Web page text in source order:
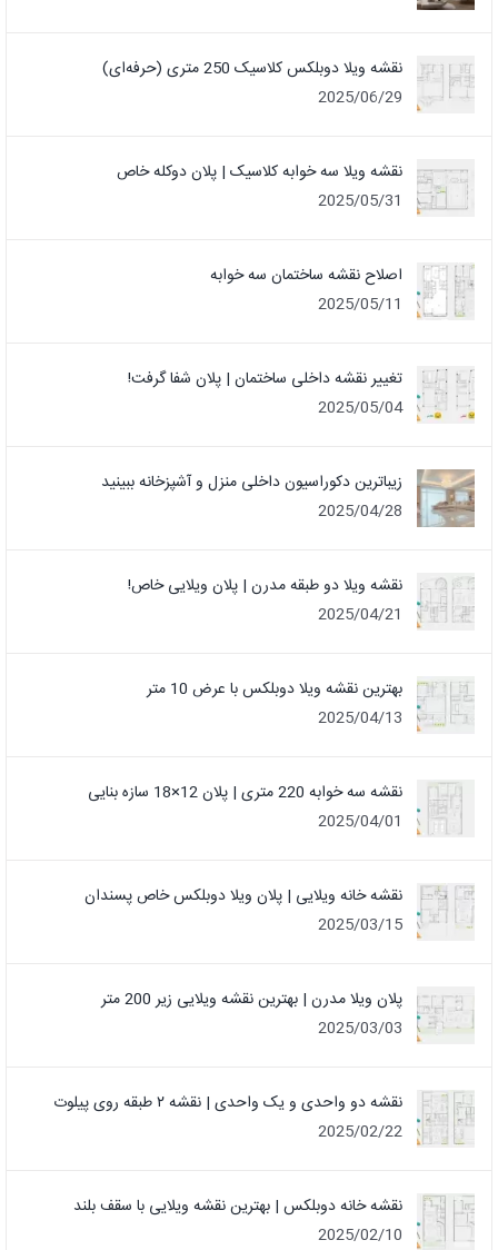
نقشه ویلا دوبلکس کلاسیک 250 متری (حرفه‌ای)
2025/06/29
نقشه ویلا سه خوابه کلاسیک | پلان دوکله خاص
2025/05/31
اصلاح نقشه ساختمان سه خوابه
2025/05/11
تغییر نقشه داخلی ساختمان | پلان شفا گرفت!
2025/05/04
زیباترین دکوراسیون داخلی منزل و آشپزخانه ببینید
2025/04/28
نقشه ویلا دو طبقه مدرن | پلان ویلایی خاص!
2025/04/21
بهترین نقشه ویلا دوبلکس با عرض 10 متر
2025/04/13
نقشه سه خوابه 220 متری | پلان 12×18 سازه بنایی
2025/04/01
نقشه خانه ویلایی | پلان ویلا دوبلکس خاص پسندان
2025/03/15
پلان ویلا مدرن | بهترین نقشه ویلایی زیر 200 متر
2025/03/03
نقشه دو واحدی و یک واحدی | نقشه ۲ طبقه روی پیلوت
2025/02/22
نقشه خانه دوبلکس | بهترین نقشه ویلایی با سقف بلند
2025/02/10